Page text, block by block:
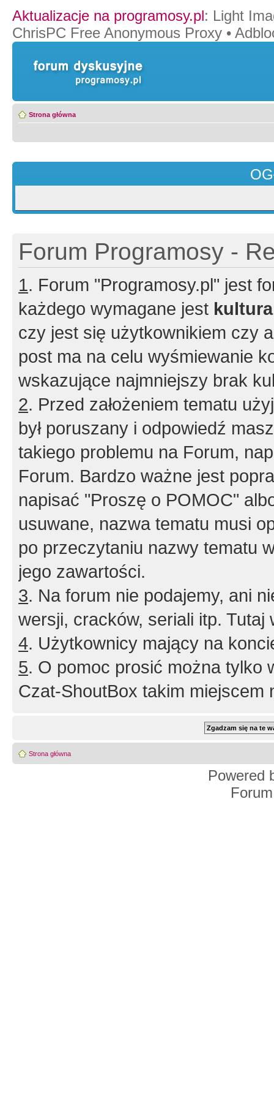
Aktualizacje na programosy.pl: Light
ChrisPC Free Anonymous Proxy •
Strona główna
Forum Programosy -
1. Forum "Programosy.pl" jest
każdego wymagane jest
czy jest się użytkownikiem czy
post ma na celu wyśmiewanie
wskazujące najmniejszy brak
2. Przed założeniem tematu
był poruszany i odpowiedź
takiego problemu na Forum,
Forum. Bardzo ważne jest
napisać "Proszę o POMOC"
usuwane, nazwa tematu musi
po przeczytaniu nazwy tematu
jego zawartości.
3. Na forum nie podajemy, ani
wersji, cracków, seriali itp. Tutaj
4. Użytkownicy mający na
5. O pomoc prosić można tylko
Czat-ShoutBox takim miejscem
Strona główna
Powered